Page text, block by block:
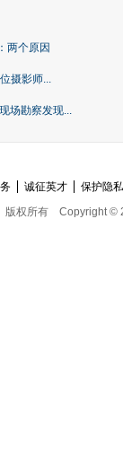
两个原因
摄影师...
场勘察发现...
诚征英才
保护隐
版权所有 Copyright ©